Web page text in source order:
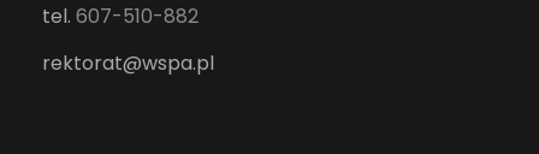
tel. 607-510-882
rektorat@wspa.pl